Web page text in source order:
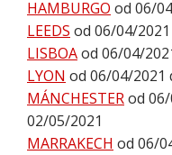
HAMBURGO od 06/
LEEDS od 06/04/
LISBOAod 06/04/
LYON od 06/04/2021
MÁNCHESTERod
02/05/2021
MARRAKECH od 06/